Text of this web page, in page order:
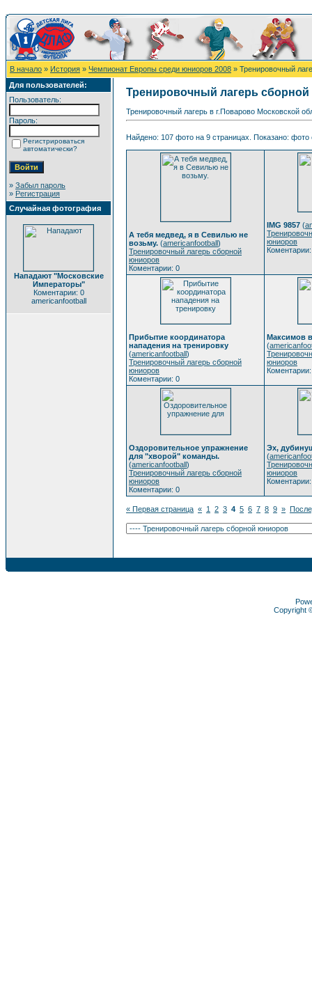
В начало » История » Чемпионат Европы среди юниоров 2008 » Тренировочный
Для пользователей:
Пользователь:
Пароль:
Регистрироваться
автоматически?
» Забыл пароль
» Регистрация
Случайная фотография
Нападают "Московские
Императоры"
Коментарии: 0
americanfootball
Тренировочный лагерь
Тренировочный лагерь в г.Поварово Московской
Найдено: 107 фото на 9 страницах. Показано: фото
А тебя медвед, я в Севилью не
возьму. (americanfootball)
Тренировочный лагерь сборной
юниоров
Коментарии: 0
IMG 9857 (
юниоров
Прибытие координатора
нападения на тренировку
(americanfootball)
Тренировочный лагерь сборной
юниоров
Коментарии: 0
Максимов
(
юниоров
Оздоровительное упражнение
для "хворой" команды.
(americanfootball)
Тренировочный лагерь сборной
юниоров
Коментарии: 0
Эх,
(
юниоров
« Первая страница « 1 2 3 4 5 6 7 8 9 »
Copyright